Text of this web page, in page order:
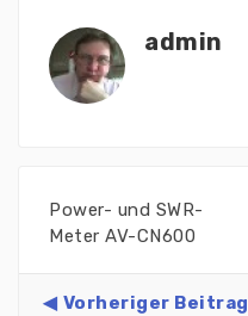
admin
Power- und SWR-
Meter AV-CN600
Vorheriger Beitrag